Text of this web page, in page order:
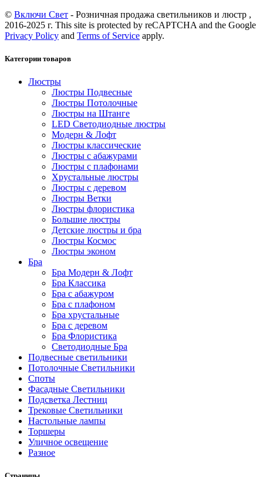
© Включи Свет - Розничная продажа светильников и люстр ,
2016-2025 г. This site is protected by reCAPTCHA and the Google
Privacy Policy and Terms of Service apply.
Категории товаров
Люстры
Люстры Подвесные
Люстры Потолочные
Люстры на Штанге
LED Светодиодные люстры
Модерн & Лофт
Люстры классические
Люстры с абажурами
Люстры с плафонами
Хрустальные люстры
Люстры с деревом
Люстры Ветки
Люстры флористика
Большие люстры
Детские люстры и бра
Люстры Космос
Люстры эконом
Бра
Бра Модерн & Лофт
Бра Классика
Бра с абажуром
Бра с плафоном
Бра хрустальные
Бра с деревом
Бра Флористика
Светодиодные Бра
Подвесные светильники
Потолочные Светильники
Споты
Фасадные Светильники
Подсветка Лестниц
Трековые Светильники
Настольные лампы
Торшеры
Уличное освещение
Разное